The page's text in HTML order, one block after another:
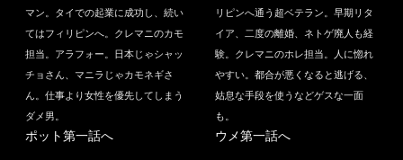
マン。タイでの起業に成功し、続い
てはフィリピンへ。クレマニのカモ
担当。アラフォー。日本じゃシャッ
チョさん、マニラじゃカモネギさ
ん。仕事より女性を優先してしまう
ダメ男。
ポット第一話へ
リピンへ通う超ベテラン。早期リタ
イア、二度の離婚、ネトゲ廃人も経
験。クレマニのホレ担当。人に惚れ
やすい。都合が悪くなると逃げる、
姑息な手段を使うなどゲスな一面
も。
ウメ第一話へ